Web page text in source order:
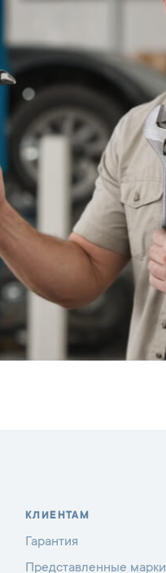
КЛИЕНТАМ
Гарантия
Представленные марки